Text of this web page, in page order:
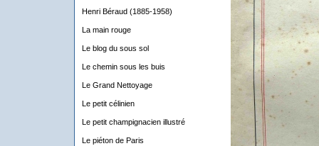
Henri Béraud (1885-1958)
La main rouge
Le blog du sous sol
Le chemin sous les buis
Le Grand Nettoyage
Le petit célinien
Le petit champignacien illustré
Le piéton de Paris